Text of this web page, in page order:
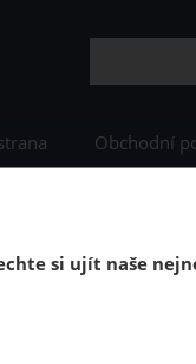
Obchodní
Kufr na
nářadí Qbrick
si ujít naše